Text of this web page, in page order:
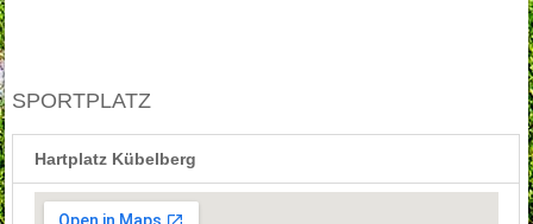
SPORTPLATZ
Hartplatz Kübelberg